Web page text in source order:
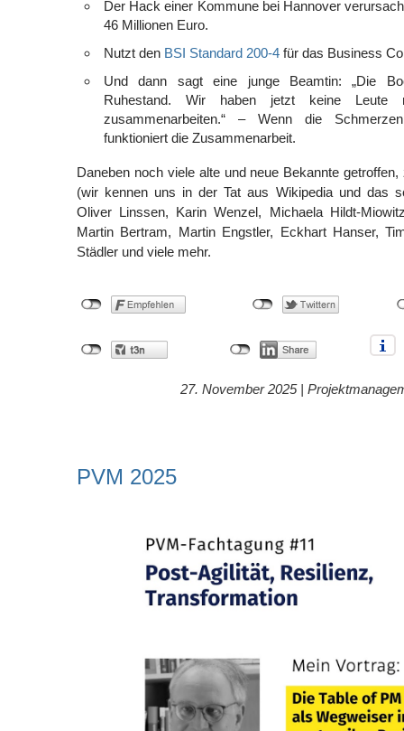
Der Hack einer Kommune bei Hannover
46 Millionen Euro.
Nutzt den BSI Standard 200-4 für das Business
Und dann sagt eine junge Beamtin: „Die
Ruhestand. Wir haben jetzt keine Leute
zusammenarbeiten.“ – Wenn die
funktioniert die Zusammenarbeit.
Daneben noch viele alte und neue Bekannte
(wir kennen uns in der Tat aus Wikipedia und das
Oliver Linssen, Karin Wenzel, Michaela Hildt-
Martin Bertram, Martin Engstler, Eckhart Hanser,
Städler und viele mehr.
27. November 2025 |
PVM 2025